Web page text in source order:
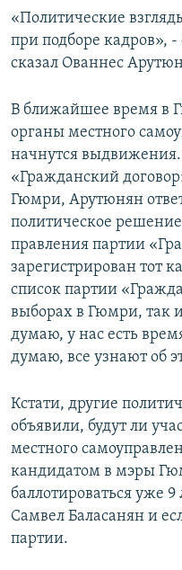
«Политические
при подборе кадров», -
сказал Ованнес
В ближайшее время в
органы местного
начнутся выдвижения.
«Гражданский
Гюмри, Арутюнян
политическое
правления партии
зарегистрирован тот
список партии
выборах в Гюмри, так
думаю, у нас есть
думаю, все узнают об
Кстати, другие
объявили, будут ли
местного
кандидатом в мэры
баллотироваться уже
Самвел Баласанян и
партии.